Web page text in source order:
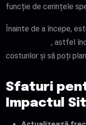
funcție de cerințele
Înainte de a începe,
, astfel
costurilor și să poți
Sfaturi
Impactul